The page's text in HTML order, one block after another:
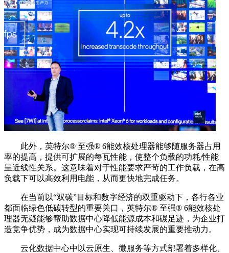
此外，英特尔®️ 至强®️ 6能效核处理器能够随服务器占用
率的提高，提供可扩展的每瓦性能，使整个负载的功耗/性能
呈近线性关系。这意味着对于性能要求严苛的工作负载，在高
负载下可以高效利用电能，从而更快地完成任务。
在当前以“双碳”目标和数字经济的双重驱动下，各行各业
都面临绿色低碳转型的重要关口，英特尔®️ 至强®️ 6能效核处
理器无疑能够帮助数据中心降低能源成本和碳足迹，为企业打
造竞争优势，成为数据中心实现可持续发展的重要推动力。
云化数据中心中以云原生、微服务等方式部署着多样化、